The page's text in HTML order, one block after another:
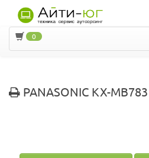
0
PANASONIC KX-MB783